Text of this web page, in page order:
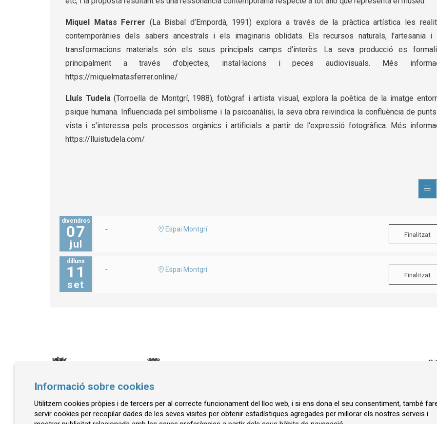
Miquel Matas Ferrer (La Bisbal d’Empordà, 1991) explora a través de la pràctica artística les
contemporànies dels sabers ancestrals i els imaginaris oblidats. Els recursos naturals, l'artesania i
transformacions materials són els seus principals camps d'interès. La seva producció es
principalment a través d'objectes, instal·lacions i peces audiovisuals. Més
https://miquelmatasferrer.online/
Lluís Tudela(Torroella de Montgrí, 1988), fotògraf i artista visual, explora la poètica de la imatge
psique humana. Influenciada pel simbolisme i la psicoanàlisi, la seva obra reivindica la confluència de
vista i s'interessa pels processos orgànics i artificials a partir de l'expressió fotogràfica. Més
https://lluistudela.com/
divendres
07
jul
Espai Montgrí
Finalitzat
dilluns
11
set
Espai Montgrí
Finalitzat
© Museu de la Mediterrània
Informació sobre cookies
Utilitzem cookies pròpies i de tercers per al correcte funcionament del lloc web, i si ens dona el seu consentiment, també
servir cookies per recopilar dades de les seves visites per obtenir estadístiques agregades per millorar els nostres serveis i